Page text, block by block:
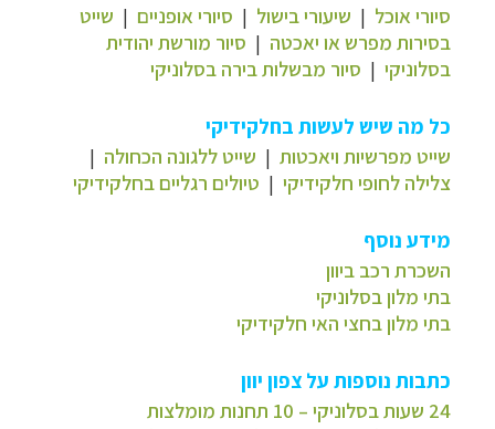
סיורי אוכל | שיעורי בישול | סיורי אופניים | שייט
בסירות מפרש או יאכטה | סיור מורשת יהודית
בסלוניקי | סיור מבשלות בירה בסלוניקי
כל מה שיש לעשות בחלקידיקי
שייט מפרשיות ויאכטות | שייט ללגונה הכחולה |
צלילה לחופי חלקידיקי | טיולים רגליים בחלקידיקי
מידע נוסף
השכרת רכב ביוון
בתי מלון בסלוניקי
בתי מלון בחצי האי חלקידיקי
כתבות נוספות על צפון יוון
24 שעות בסלוניקי – 10 תחנות מומלצות